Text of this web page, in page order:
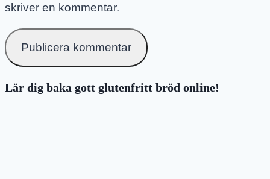
skriver en kommentar.
Lär dig baka gott glutenfritt bröd online!